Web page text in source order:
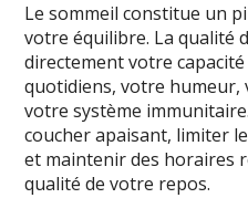
Le sommeil constitue un
votre équilibre. La qualité
directement votre
quotidiens, votre humeur,
votre système
coucher apaisant, limiter
et maintenir des horaires
qualité de votre repos.